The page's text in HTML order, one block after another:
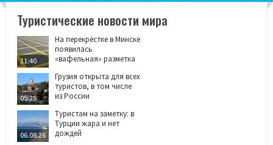
Туристические новости мира
11:40
На перекрёстке в Минске
появилась
«вафельная» разметка
05:25
Грузия открыта для всех
туристов, в том числе
из России
06.08.26
Туристам на заметку: в
Турции жара и нет
дождей